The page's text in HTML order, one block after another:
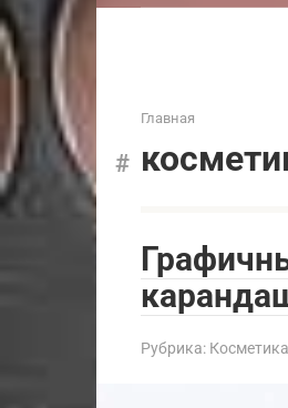
Главная
Рубрика: